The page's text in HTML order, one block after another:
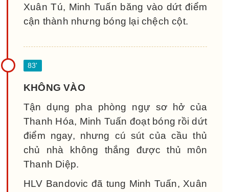
Xuân Tú, Minh Tuấn băng vào dứt điểm
cận thành nhưng bóng lại chệch cột.
KHÔNG VÀO
Tận dụng pha phòng ngự sơ hở của
Thanh Hóa, Minh Tuấn đoạt bóng rồi dứt
điểm ngay, nhưng cú sút của cầu thủ
chủ nhà không thắng được thủ môn
Thanh Diệp.
HLV Bandovic đã tung Minh Tuấn, Xuân